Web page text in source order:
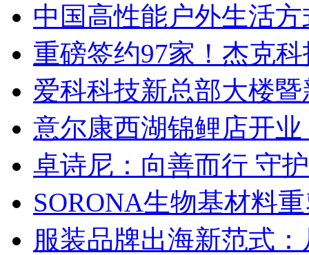
中国高性能户外生活
重磅签约97家！杰克
爱科科技新总部大楼
意尔康西湖锦鲤店开
卓诗尼：向善而行 守
SORONA生物基材料
服装品牌出海新范式